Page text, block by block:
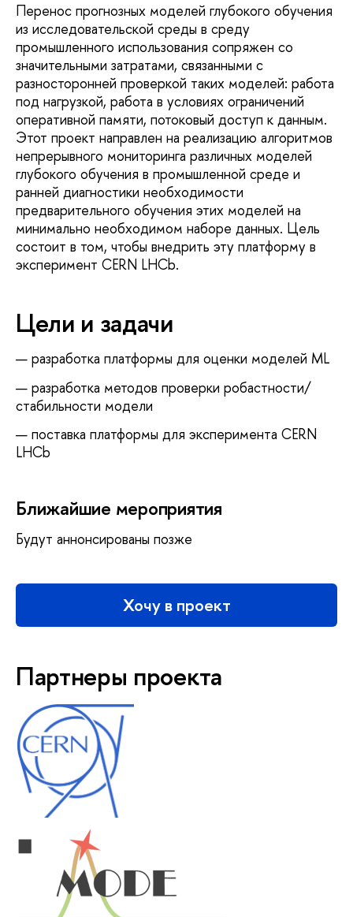
Перенос прогнозных моделей глубокого обучения
из исследовательской среды в среду
промышленного использования сопряжен со
значительными затратами, связанными с
разносторонней проверкой таких моделей: работа
под нагрузкой, работа в условиях ограничений
оперативной памяти, потоковый доступ к данным.
Этот проект направлен на реализацию алгоритмов
непрерывного мониторинга различных моделей
глубокого обучения в промышленной среде и
ранней диагностики необходимости
предварительного обучения этих моделей на
минимально необходимом наборе данных. Цель
состоит в том, чтобы внедрить эту платформу в
эксперимент CERN LHCb.
Цели и задачи
разработка платформы для оценки моделей ML
разработка методов проверки робастности/
стабильности модели
поставка платформы для эксперимента CERN
LHCb
Ближайшие мероприятия
Будут аннонсированы позже
Хочу в проект
Партнеры проекта